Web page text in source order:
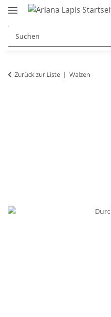
Zurück zur Liste Walzen